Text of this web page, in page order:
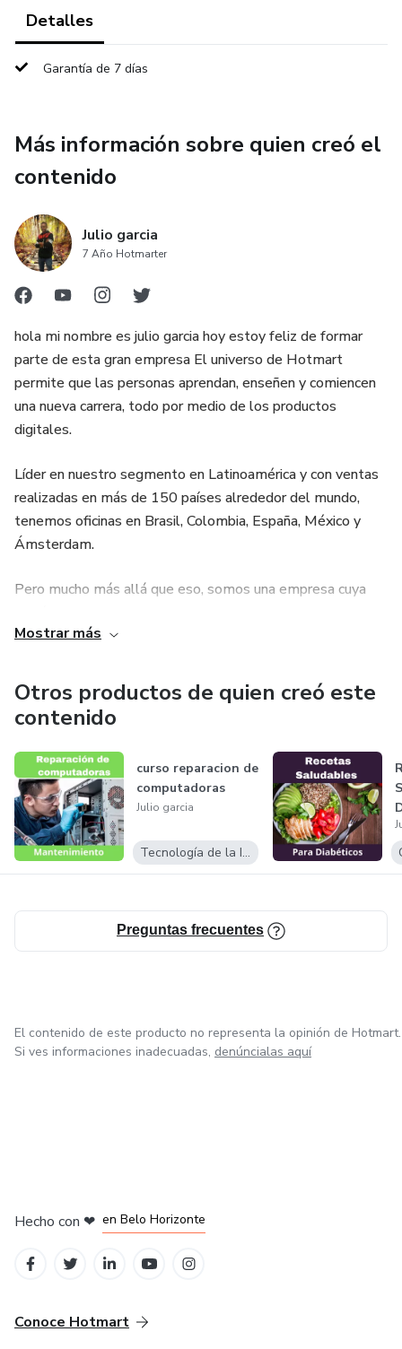
mucho más útil.
Sólo se han utilizado las vocales y consonantes del
en español, además de ser de distinta calidad. Por lo tanto,
se nos haría engorroso explicar el valor exacto de las
española que más se aproxime al sonido inglés. El alumno
tendrá entonces que depender del modelo grabado.
Detalles
Garantía de 7 días
Más información sobre quien creó el
contenido
Julio garcia
7 Año Hotmarter
hola mi nombre es julio garcia hoy estoy feliz de formar
parte de esta gran empresa El universo de Hotmart
permite que las personas aprendan, enseñen y comiencen
una nueva carrera, todo por medio de los productos
digitales.
Líder en nuestro segmento en Latinoamérica y con ventas
realizadas en más de 150 países alrededor del mundo,
tenemos oficinas en Brasil, Colombia, España, México y
Ámsterdam.
Pero mucho más allá que eso, somos una empresa cuya
ingresos, compartiendo con el mundo lo que tienen de
¿Y cómo lo hacemos? Juntando los tres vértices del
proceso de ventas: productor, afiliado y comprador.
Mostrar más
Otros productos de quien creó este
contenido
curso reparacion de
computadoras
Julio garcia
Tecnología de la Información
Preguntas frecuentes
El contenido de este producto no representa la opinión de Hotmart.
Si ves informaciones inadecuadas, denúncialas aquí
Hecho con ❤ en Belo Horizonte
Conoce Hotmart